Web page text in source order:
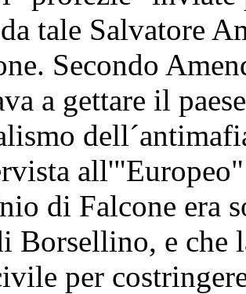
tale Salvatore
Secondo
a gettare il
di Falcone era
Borsellino, e che
per